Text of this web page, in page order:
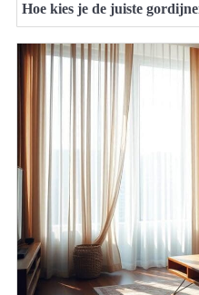
Hoe kies je de juiste